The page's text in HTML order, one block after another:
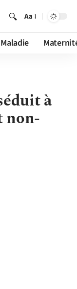
Aa
Maladie
à
non-